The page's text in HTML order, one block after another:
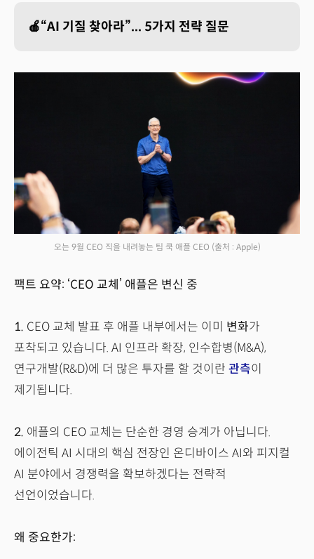
🍎“AI 기질 찾아라”... 5가지 전략 질문
오는 9월 CEO 직을 내려놓는 팀 쿡 애플 CEO (출처 : Apple)
팩트 요약: ‘CEO 교체’ 애플은 변신 중
1. CEO 교체 발표 후 애플 내부에서는 이미 변화가
포착되고 있습니다. AI 인프라 확장, 인수합병(M&A),
연구개발(R&D)에 더 많은 투자를 할 것이란 관측이
제기됩니다.
2. 애플의 CEO 교체는 단순한 경영 승계가 아닙니다.
에이전틱 AI 시대의 핵심 전장인 온디바이스 AI와 피지컬
AI 분야에서 경쟁력을 확보하겠다는 전략적
선언이었습니다.
왜 중요한가: